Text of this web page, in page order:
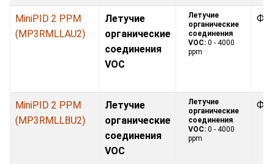
MiniPID 2 PPM
(MP3RMLLAU2)
Летучие
органические
соединения
VOC
Летучие
органические
соединения
VOC: 0 - 4000
ppm
MiniPID 2 PPM
(MP3RMLLBU2)
Летучие
органические
соединения
VOC
Летучие
органические
соединения
VOC: 0 - 4000
ppm